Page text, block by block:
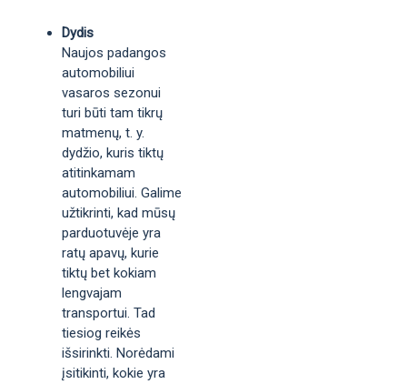
Dydis
Naujos padangos
automobiliui
vasaros sezonui
turi būti tam tikrų
matmenų, t. y.
dydžio, kuris tiktų
atitinkamam
automobiliui. Galime
užtikrinti, kad mūsų
parduotuvėje yra
ratų apavų, kurie
tiktų bet kokiam
lengvajam
transportui. Tad
tiesiog reikės
išsirinkti. Norėdami
įsitikinti, kokie yra